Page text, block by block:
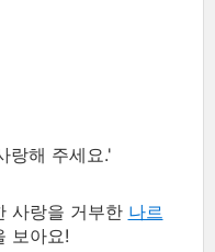
랑해 주세요.'
사랑을 거부한 나르
보아요!